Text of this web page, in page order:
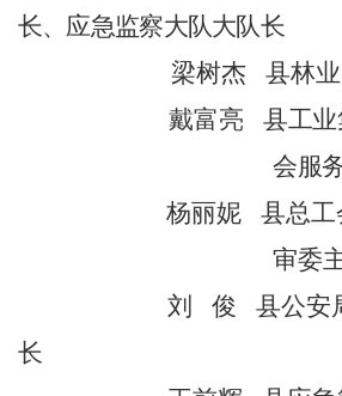
长、应急监察大队大队长
梁树杰
县林
戴富亮
县工
会服
杨丽妮
县总
审委
刘
俊
县公安
长